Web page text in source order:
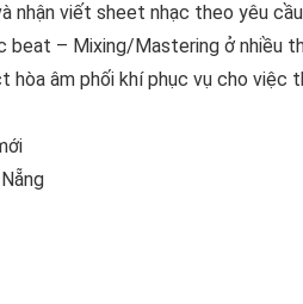
nhận viết sheet nhạc theo yêu cầu
beat – Mixing/Mastering ở nhiều
âm phối khí phục vụ cho việc